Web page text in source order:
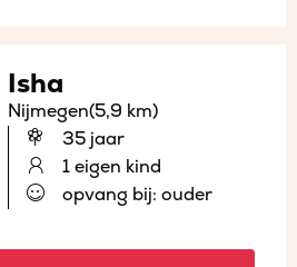
Isha
Nijmegen(5,9 km)
35 jaar
1 eigen kind
opvang bij: ouder